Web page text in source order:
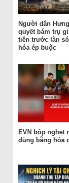
Người dân
quyết bám trụ
tiên trước làn
hóa ép buộc
EVN bóp nghẹt
dùng bằng hóa